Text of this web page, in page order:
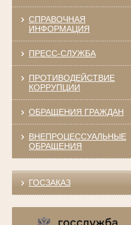
СПРАВОЧНАЯ
ИНФОРМАЦИЯ
ПРЕСС-СЛУЖБА
ПРОТИВОДЕЙСТВИЕ
КОРРУПЦИИ
ОБРАЩЕНИЯ ГРАЖДАН
ВНЕПРОЦЕССУАЛЬНЫЕ
ОБРАЩЕНИЯ
ГОСЗАКАЗ